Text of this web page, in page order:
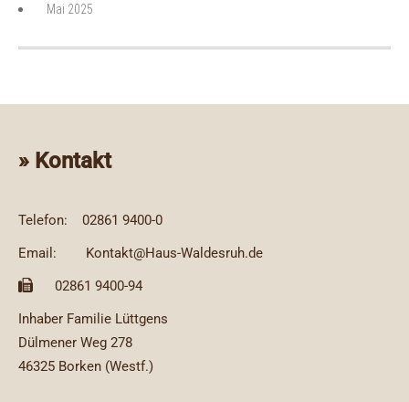
Mai 2025
» Kontakt
Telefon:
02861 9400-0
Email:
Kontakt@Haus-Waldesruh.de
02861 9400-94
Inhaber Familie Lüttgens
Dülmener Weg 278
46325 Borken (Westf.)